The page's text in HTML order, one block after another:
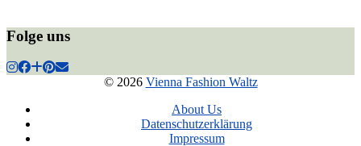
Folge uns
© 2026 Vienna Fashion Waltz
About Us
Datenschutzerklärung
Impressum